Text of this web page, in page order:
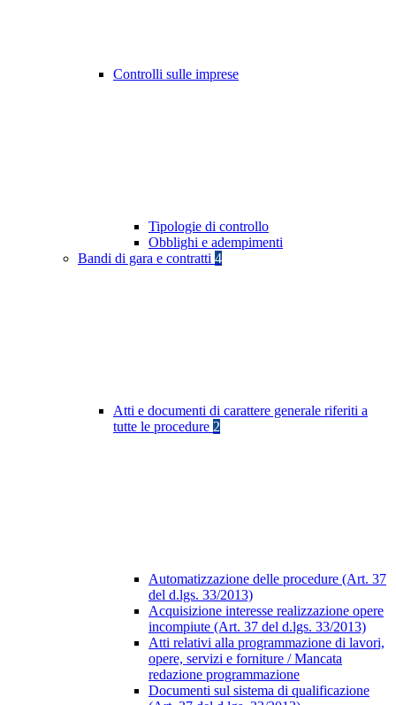
Controlli sulle imprese
Tipologie di controllo
Obblighi e adempimenti
Bandi di gara e contratti 4
Atti e documenti di carattere generale riferiti a
tutte le procedure 2
Automatizzazione delle procedure (Art. 37
del d.lgs. 33/2013)
Acquisizione interesse realizzazione opere
incompiute (Art. 37 del d.lgs. 33/2013)
Atti relativi alla programmazione di lavori,
opere, servizi e forniture / Mancata
redazione programmazione
Documenti sul sistema di qualificazione